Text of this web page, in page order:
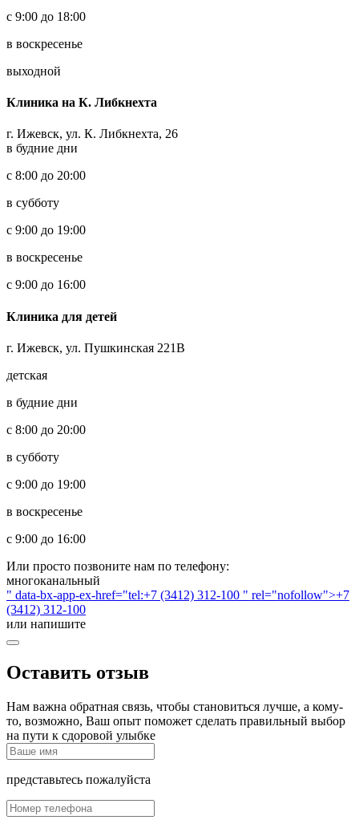
с 9:00 до 18:00
в воскресенье
выходной
Клиника на К. Либкнехта
г. Ижевск, ул. К. Либкнехта, 26
в будние дни
с 8:00 до 20:00
в субботу
с 9:00 до 19:00
в воскресенье
с 9:00 до 16:00
Клиника для детей
г. Ижевск, ул. Пушкинская 221В
детская
в будние дни
с 8:00 до 20:00
в субботу
с 9:00 до 19:00
в воскресенье
с 9:00 до 16:00
Или просто позвоните нам по телефону:
многоканальный
" data-bx-app-ex-href="tel:+7 (3412) 312-100 " rel="nofollow">+7
(3412) 312-100
или напишите
Оставить отзыв
Нам важна обратная связь, чтобы становиться лучше, а кому-
то, возможно, Ваш опыт поможет сделать правильный выбор
на пути к сдоровой улыбке
представьтесь пожалуйста